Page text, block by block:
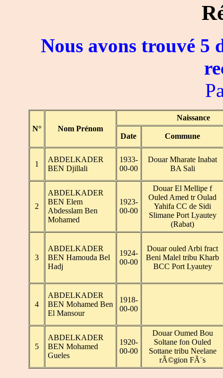
Nous avons trouvé 5
N° Nom Prénom
Naissance
Date Commune
1
ABDELKADER
BEN Djillali
1933-
00-00
Douar Mharate Inabat
BA Sali
2
ABDELKADER
BEN Elem
Abdesslam Ben
Mohamed
1923-
00-00
Douar El Mellipe f
Ouled Amed tr Oulad
Yahifa CC de Sidi
Slimane Port Lyautey
(Rabat)
3
ABDELKADER
BEN Hamouda Bel
Hadj
1924-
00-00
Douar ouled Arbi fract
Beni Malel tribu Kharb
BCC Port Lyautey
4
ABDELKADER
BEN Mohamed Ben
El Mansour
1918-
00-00
5
ABDELKADER
BEN Mohamed
Gueles
1920-
00-00
Douar Oumed Bou
Soltane fon Ouled
Sottane tribu Neelane
rÃ©gion FÃ¨s